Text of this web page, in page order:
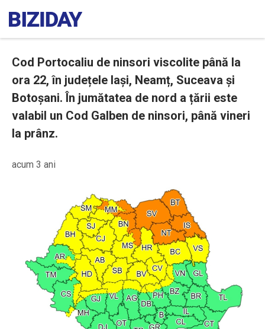
Cod Portocaliu de ninsori viscolite până la
ora 22, în județele Iași, Neamț, Suceava și
Botoșani. În jumătatea de nord a țării este
valabil un Cod Galben de ninsori, până vineri
la prânz.
acum 3 ani